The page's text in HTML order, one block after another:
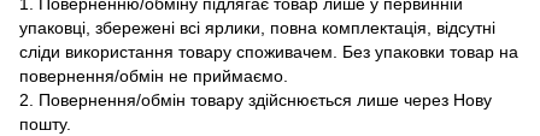
1. Поверненню/обміну підлягає товар лише у первинній
упаковці, збережені всі ярлики, повна комплектація, відсутні
сліди використання товару споживачем. Без упаковки товар на
повернення/обмін не приймаємо.
2. Повернення/обмін товару здійснюється лише через Нову
пошту.